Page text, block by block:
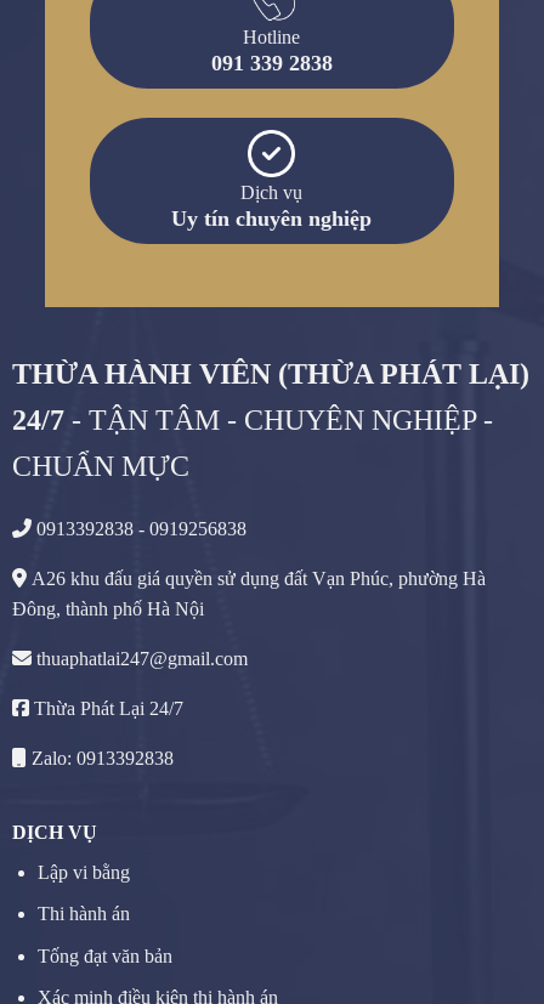
Hotline
091 339 2838
Dịch vụ
Uy tín chuyên nghiệp
THỪA HÀNH VIÊN (THỪA PHÁT LẠI)
24/7- TẬN TÂM - CHUYÊN NGHIỆP -
CHUẨN MỰC
0913392838 - 0919256838
A26 khu đấu giá quyền sử dụng đất Vạn Phúc, phường Hà
Đông, thành phố Hà Nội
thuaphatlai247@gmail.com
Thừa Phát Lại 24/7
Zalo: 0913392838
DỊCH VỤ
Lập vi bằng
Thi hành án
Tống đạt văn bản
Xác minh điều kiện thi hành án